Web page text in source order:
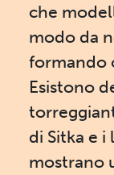
che
modo da
formando
Esistono
di Sitka e i
mostrano